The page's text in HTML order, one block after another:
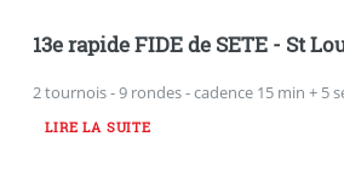
13e rapide FIDE de SETE - St
2 tournois - 9 rondes - cadence 15 min + 5
LIRE LA SUITE